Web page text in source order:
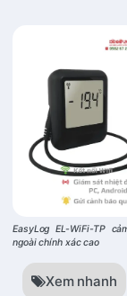
EasyLog EL-WiFi-TP
ngoài chính xác cao
Xem nhanh